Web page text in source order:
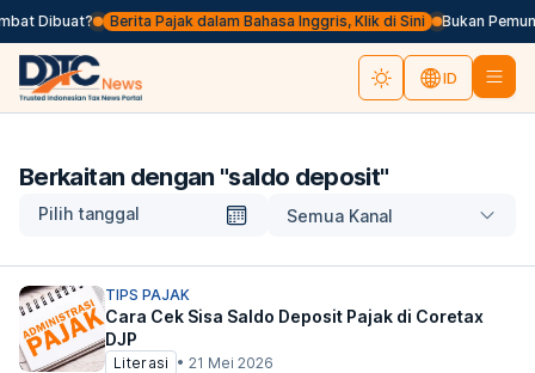
Dibuat? Berita Pajak dalam Bahasa Inggris, Klik di Sini Bukan
ID
Berkaitan dengan "saldo deposit"
Pilih tanggal Semua Kanal
TIPS PAJAK
Cara Cek Sisa Saldo Deposit Pajak di Coretax
DJP
Literasi • 21 Mei 2026